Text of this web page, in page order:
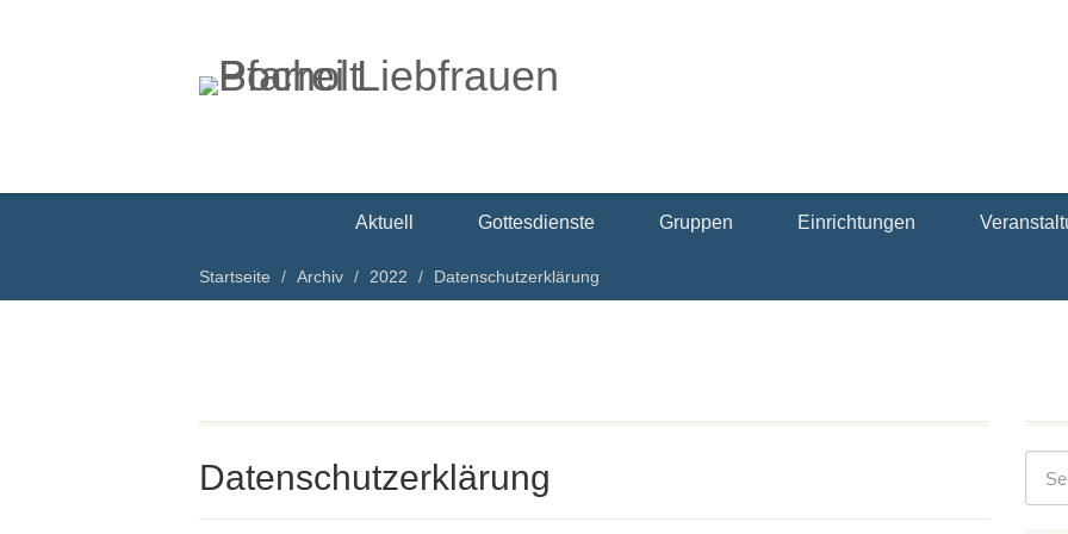
Aktuell Gottesdienste Gruppen Einrichtungen
Startseite Archiv 2022 Datenschutzerklärung
Datenschutzerklärung